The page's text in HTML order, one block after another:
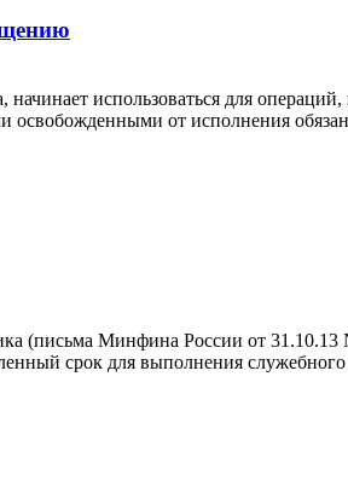
использоваться для
от исполнения
(письма Минфина России от
срок для выполнения